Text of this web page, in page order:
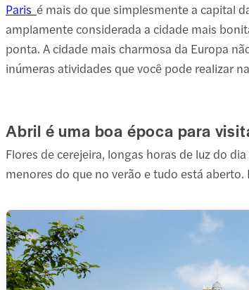
Paris é mais do que simplesmente a capital
amplamente considerada a cidade mais
ponta. A cidade mais charmosa da Europa
inúmeras atividades que você pode realizar
Abril é uma boa época para
Flores de cerejeira, longas horas de luz do
menores do que no verão e tudo está